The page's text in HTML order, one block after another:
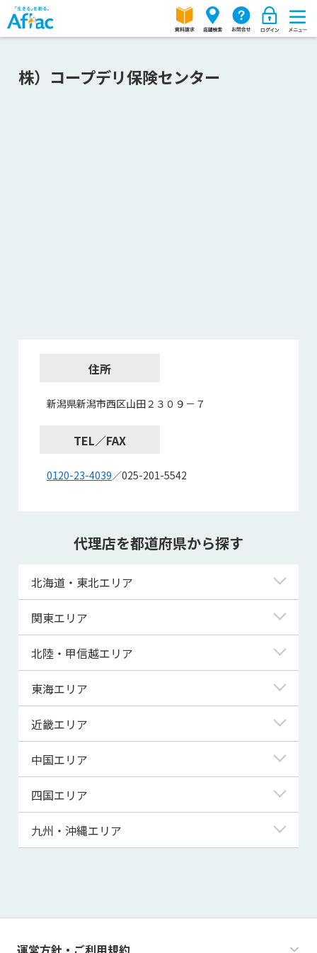
株）コープデリ保険センター
住所
新潟県新潟市西区山田２３０９－７
TEL／FAX
0120-23-4039／025-201-5542
代理店を都道府県から探す
北海道・東北エリア
北海道
青森県
宮城県
秋田県
山形県
関東エリア
東京都
神奈川県
埼玉県
千葉県
茨城県
群馬県
北陸・甲信越エリア
新潟県
富山県
福井県
山梨県
長野県
東海エリア
岐阜県
静岡県
三重県
近畿エリア
滋賀県
京都府
大阪府
兵庫県
和歌山県
中国エリア
鳥取県
島根県
山口県
四国エリア
徳島県
高知県
九州・沖縄エリア
運営方針・ご利用規約